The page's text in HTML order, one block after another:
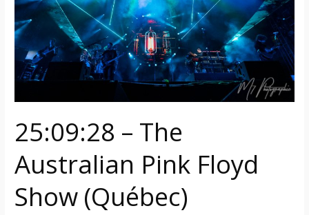
25:09:28 – The
Australian Pink Floyd
Show (Québec)
Floyd
Show
(Québec)